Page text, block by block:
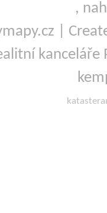
,
|
kanceláře